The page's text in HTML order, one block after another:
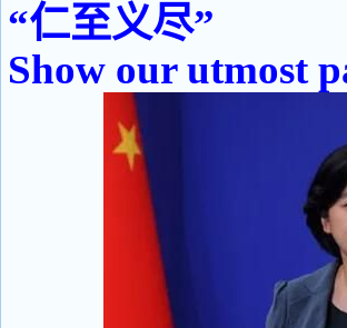
“仁至义尽”
Show our utmost